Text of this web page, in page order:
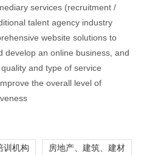
services (recruitment /
talent agency industry
website solutions to
develop an online business, and
and type of service
the overall level of
训机构 房地产、建筑、建材